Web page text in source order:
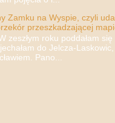
Zamku na Wyspie, czyli
przeszkadzającej
roku poddałam się
do Jelcza-
Pano...